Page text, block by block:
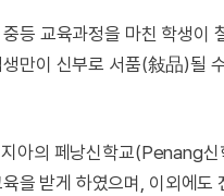
등 교육과정을 마친 학생이
만이 신부로 서품(敍品)될
아의 페낭신학교(Penang
을 받게 하였으며, 이외에도